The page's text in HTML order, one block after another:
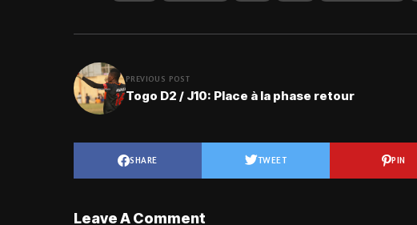
PREVIOUS POST
Togo D2 / J10: Place à la phase retour
SHARE TWEET PIN
Leave A Comment